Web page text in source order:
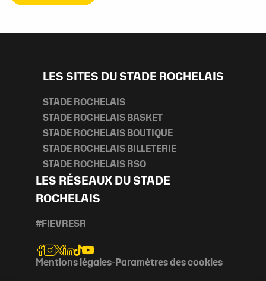
LES SITES DU STADE ROCHELAIS
STADE ROCHELAIS
STADE ROCHELAIS BASKET
STADE ROCHELAIS BOUTIQUE
STADE ROCHELAIS BILLETERIE
STADE ROCHELAIS RSO
LES RÉSEAUX DU STADE
ROCHELAIS
#FIEVRESR
Mentions légales- Paramètres des cookies